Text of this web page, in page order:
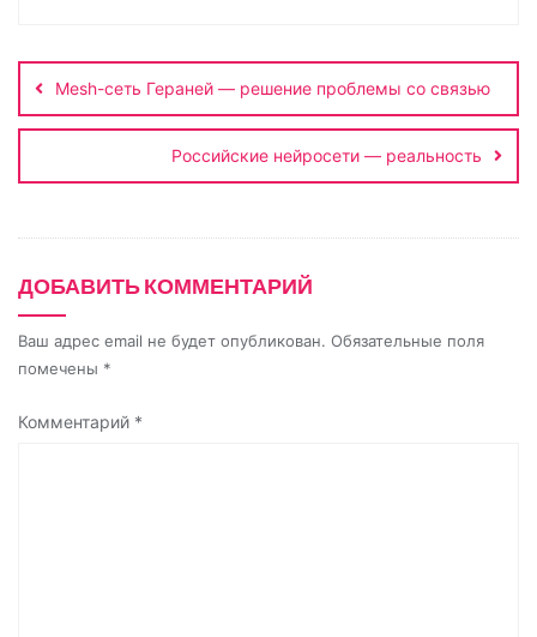
n
k
a
s
s
n
i
a
m
p
p
и
т
ь
по
записям
Mesh-сеть Гераней — решение проблемы со связью
Российские нейросети — реальность
ДОБАВИТЬ КОММЕНТАРИЙ
Ваш адрес email не будет опубликован. Обязательные поля
помечены *
Комментарий *